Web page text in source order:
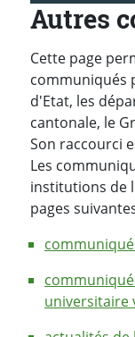
Autres
Cette page
communiqués
d'Etat, les
cantonale, le
Son raccourci
Les
institutions de
pages
universitaire